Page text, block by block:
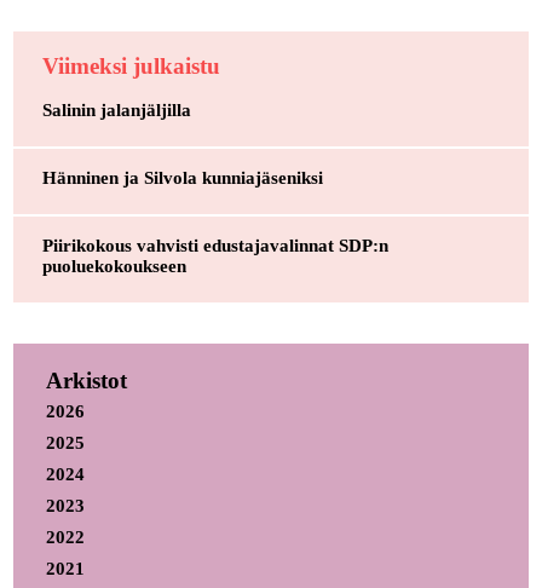
Viimeksi julkaistu
Salinin jalanjäljilla
Hänninen ja Silvola kunniajäseniksi
Piirikokous vahvisti edustajavalinnat SDP:n
puoluekokoukseen
Arkistot
2026
2025
2024
2023
2022
2021